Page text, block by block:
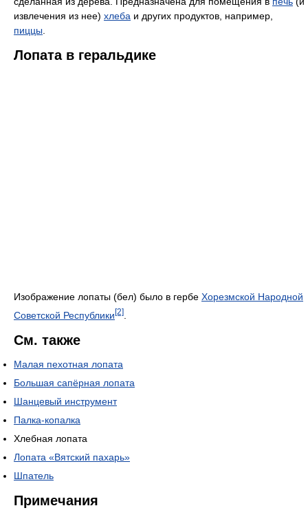
извлечения из нее) хлеба и других продуктов, например,
пиццы.
Лопата в геральдике
Изображение лопаты (бел) было в гербе Хорезмской Народной
Советской Республики [2]
См. также
Малая пехотная лопата
Большая сапёрная лопата
Шанцевый инструмент
Палка-копалка
Хлебная лопата
Лопата «Вятский пахарь»
Шпатель
Примечания